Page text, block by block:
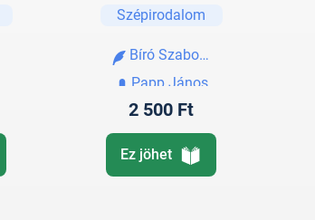
Szépirodalom
Bíró Szabolcs
Papp János
2 500 Ft
Ez jöhet